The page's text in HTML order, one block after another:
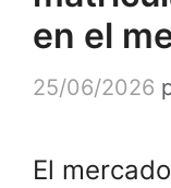
en el
25/06/2026
El